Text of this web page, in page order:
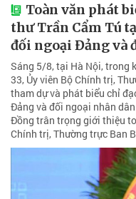
Toàn văn phát
thư Trần Cẩm Tú
đối ngoại Đảng và
Sáng 5/8, tại Hà Nội, trong
33, Ủy viên Bộ Chính trị,
tham dự và phát biểu chỉ
Đảng và đối ngoại nhân
Đồng trân trọng giới thiệu
Chính trị, Thường trực Ban